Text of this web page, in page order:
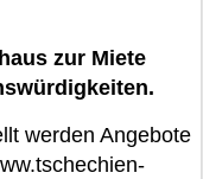
zur Miete
werden Angebote